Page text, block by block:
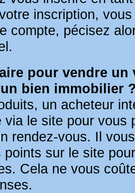
inscription,
compte, pécisez
pour vendre un
bien immobilier
un acheteur
via le site pour vous
rendez-vous. Il
points sur le site
Cela ne vous